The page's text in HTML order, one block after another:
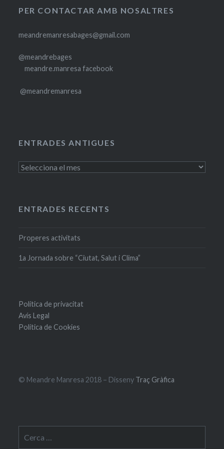
PER CONTACTAR AMB NOSALTRES
meandremanresabages@gmail.com
@meandrebages
meandre.manresa facebook
@meandremanresa
ENTRADES ANTIGUES
Entrades
ENTRADES RECENTS
Properes activitats
1a Jornada sobre “Ciutat, Salut i Clima”
Política de privacitat
Avís Legal
Política de Cookies
© Meandre Manresa 2018 – Disseny Traç Gràfica